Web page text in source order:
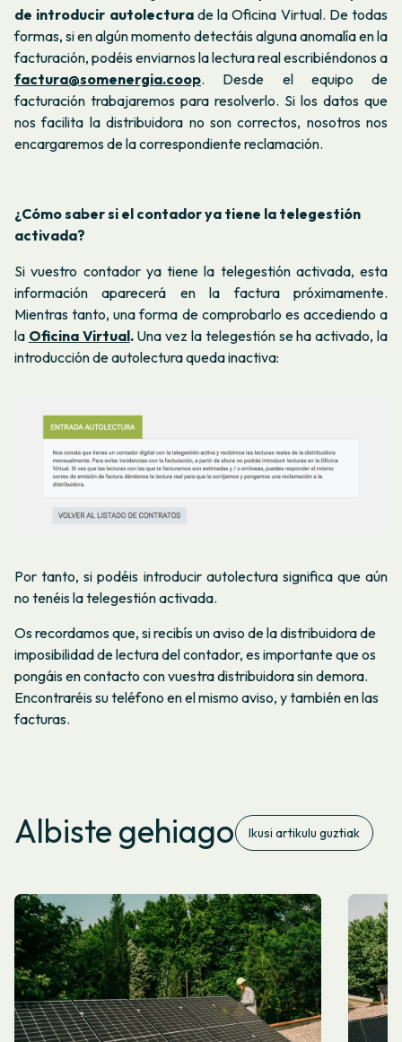
de introducir autolecturade la Oficina Virtual. De todas
formas, si en algún momento detectáis alguna anomalía en la
facturación, podéis enviarnos la lectura real escribiéndonos a
factura@somenergia.coop. Desde el equipo de
facturación trabajaremos para resolverlo. Si los datos que
nos facilita la distribuidora no son correctos, nosotros nos
encargaremos de la correspondiente reclamación.
¿Cómo saber si el contador ya tiene la telegestión
activada?
Si vuestro contador ya tiene la telegestión activada, esta
información aparecerá en la factura próximamente.
Mientras tanto, una forma de comprobarlo es accediendo a
la Oficina Virtual.Una vez la telegestión se ha activado, la
introducción de autolectura queda inactiva:
Por tanto, si podéis introducir autolectura significa que aún
no tenéis la telegestión activada.
Os recordamos que, si recibís un aviso de la distribuidora de
imposibilidad de lectura del contador, es importante que os
pongáis en contacto con vuestra distribuidora sin demora.
Encontraréis su teléfono en el mismo aviso, y también en las
facturas.
Albiste gehiago Ikusi artikulu guztiak